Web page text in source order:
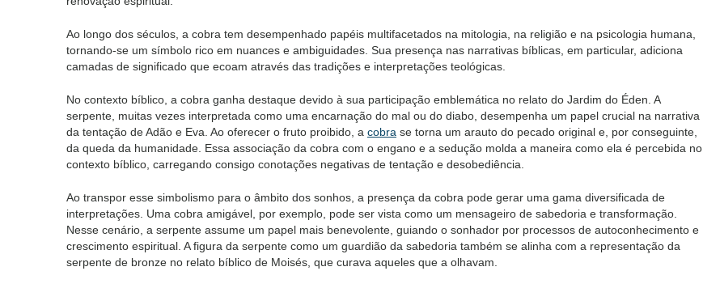
Ao longo dos séculos, a cobra tem desempenhado papéis multifacetados na mitologia, na religião e na psicologia humana,
tornando-se um símbolo rico em nuances e ambiguidades. Sua presença nas narrativas bíblicas, em particular, adiciona
camadas de significado que ecoam através das tradições e interpretações teológicas.
No contexto bíblico, a cobra ganha destaque devido à sua participação emblemática no relato do Jardim do Éden. A
serpente, muitas vezes interpretada como uma encarnação do mal ou do diabo, desempenha um papel crucial na narrativa
da tentação de Adão e Eva. Ao oferecer o fruto proibido, a cobra se torna um arauto do pecado original e, por conseguinte,
da queda da humanidade. Essa associação da cobra com o engano e a sedução molda a maneira como ela é percebida no
contexto bíblico, carregando consigo conotações negativas de tentação e desobediência.
Ao transpor esse simbolismo para o âmbito dos sonhos, a presença da cobra pode gerar uma gama diversificada de
interpretações. Uma cobra amigável, por exemplo, pode ser vista como um mensageiro de sabedoria e transformação.
Nesse cenário, a serpente assume um papel mais benevolente, guiando o sonhador por processos de autoconhecimento e
crescimento espiritual. A figura da serpente como um guardião da sabedoria também se alinha com a representação da
serpente de bronze no relato bíblico de Moisés, que curava aqueles que a olhavam.